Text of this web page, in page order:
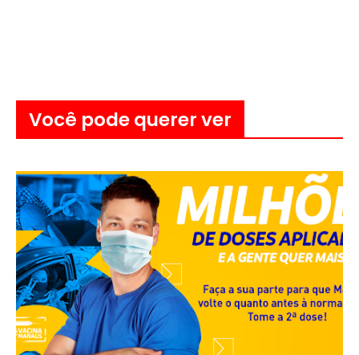
Você pode querer ver